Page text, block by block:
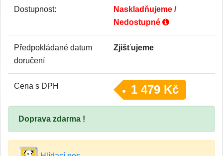
Dostupnost:
Naskladňujeme /
Nedostupné
Předpokládané datum
doručení
Zjišťujeme
Cena s DPH 1 479 Kč
Doprava zdarma !